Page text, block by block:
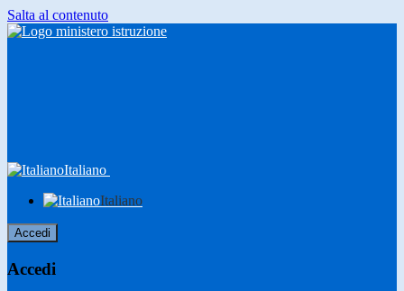
Salta al contenuto
Italiano
Italiano
Accedi
Accedi